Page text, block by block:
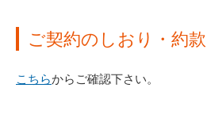
ご契約のしおり・約款
こちらからご確認下さい。